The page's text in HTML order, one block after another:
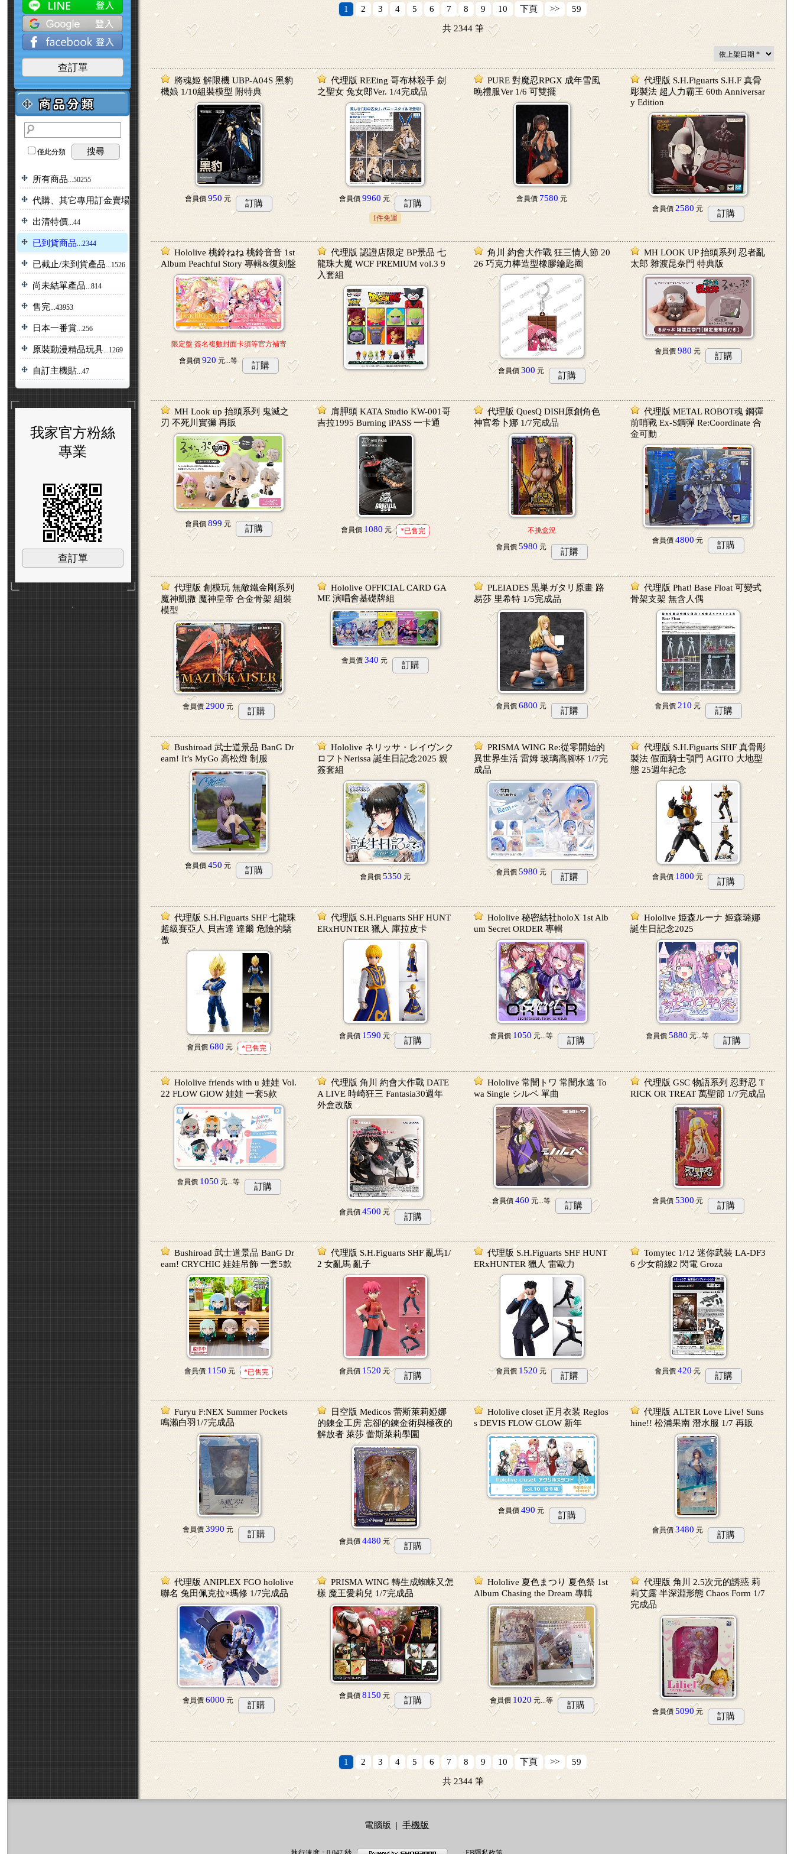
查訂單
僅此分類 搜尋
所有商品 ...50255
代購、其它專用訂金賣場
出清特價 ...44
已到貨商品 ...2344
已截止/未到貨產品 ...1526
尚未結單產品 ...814
售完 ...43953
日本一番賞 ...256
原裝動漫精品玩具 ...1269
自訂主機貼 ...47
我家官方粉絲
專業
查訂單
．
1 2 3 4 5 6 7 8 9 10 下頁 >> 59
共 2344筆
將魂姬 解限機 UBP-A04S 黑豹
機娘 1/10組裝模型 附特典
會員價 950 元 訂購
代理版 REEing 哥布林殺手 劍
之聖女 兔女郎Ver. 1/4完成品
會員價 9960 元 訂購
1件免運
PURE 對魔忍RPGX 成年雪風
晚禮服Ver 1/6 可雙擺
會員價 7580 元
代理版 S.H.Figuarts S.H.F 真骨
彫製法 超人力霸王 60th Anniversar
y Edition
會員價 2580 元 訂購
Hololive 桃鈴ねね 桃鈴音音 1st
Album Peachful Story 專輯&復刻盤
限定盤 簽名複數封面卡須等官方補寄
會員價 920 元...等 訂購
代理版 認證店限定 BP景品 七
龍珠大魔 WCF PREMIUM vol.3 9
入套組
角川 約會大作戰 狂三情人節 20
26 巧克力棒造型橡膠鑰匙圈
會員價 300 元 訂購
MH LOOK UP 抬頭系列 忍者亂
太郎 雜渡昆奈門 特典版
會員價 980 元 訂購
MH Look up 抬頭系列 鬼滅之
刃 不死川實彌 再販
會員價 899 元 訂購
肩胛頭 KATA Studio KW-001哥
吉拉1995 Burning iPASS 一卡通
會員價 1080 元 *已售完
代理版 QuesQ DISH原創角色
神官希卜娜 1/7完成品
不挑盒況
會員價 5980 元 訂購
代理版 METAL ROBOT魂 鋼彈
前哨戰 Ex-S鋼彈 Re:Coordinate 合
金可動
會員價 4800元 訂購
代理版 創模玩 無敵鐵金剛系列
魔神凱撒 魔神皇帝 合金骨架 組裝
模型
會員價 2900 元 訂購
Hololive OFFICIAL CARD GA
ME 演唱會基礎牌組
會員價 340 元 訂購
PLEIADES 黒巣ガタリ原畫 路
易莎 里希特 1/5完成品
會員價 6800 元 訂購
代理版 Phat! Base Float 可變式
骨架支架 無含人偶
會員價 210元 訂購
Bushiroad 武士道景品 BanG Dr
eam! It’s MyGo 高松燈 制服
會員價 450 元 訂購
Hololive ネリッサ・レイヴンク
ロフトNerissa 誕生日記念2025 親
簽套組
會員價 5350 元
PRISMA WING Re:從零開始的
異世界生活 雷姆 玻璃高腳杯 1/7完
成品
會員價 5980 元 訂購
代理版 S.H.Figuarts SHF 真骨彫
製法 假面騎士顎門 AGITO 大地型
態 25週年紀念
會員價 1800元 訂購
代理版 S.H.Figuarts SHF 七龍珠
超級賽亞人 貝吉達 達爾 危險的驕
傲
會員價 680 元 *已售完
代理版 S.H.Figuarts SHF HUNT
ERxHUNTER 獵人 庫拉皮卡
會員價 1590 元 訂購
Hololive 秘密結社holoX 1st Alb
um Secret ORDER 專輯
會員價 1050 元...等 訂購
Hololive 姫森ルーナ 姬森璐娜
誕生日記念2025
會員價 5880 元...等 訂購
Hololive friends with u 娃娃 Vol.
22 FLOW GlOW 娃娃 一套5款
會員價 1050 元...等 訂購
代理版 角川 約會大作戰 DATE
A LIVE 時崎狂三 Fantasia30週年
外盒改版
會員價 4500 元 訂購
Hololive 常闇トワ 常闇永遠 To
wa Single シルベ 單曲
會員價 460 元...等 訂購
代理版 GSC 物語系列 忍野忍 T
RICK OR TREAT 萬聖節 1/7完成品
會員價 5300元 訂購
Bushiroad 武士道景品 BanG Dr
eam! CRYCHIC 娃娃吊飾 一套5款
會員價 1150 元 *已售完
代理版 S.H.Figuarts SHF 亂馬1/
2 女亂馬 亂子
會員價 1520 元 訂購
代理版 S.H.Figuarts SHF HUNT
ERxHUNTER 獵人 雷歐力
會員價 1520 元 訂購
Tomytec 1/12 迷你武裝 LA-DF3
6 少女前線2 閃電 Groza
會員價 420元 訂購
Furyu F:NEX Summer Pockets
鳴瀨白羽1/7完成品
會員價 3990 元 訂購
日空版 Medicos 蕾斯萊莉婭娜
的鍊金工房 忘卻的鍊金術與極夜的
解放者 萊莎 蕾斯萊莉學園
會員價 4480 元 訂購
Hololive closet 正月衣装 Reglos
s DEVIS FLOW GLOW 新年
會員價 490 元 訂購
代理版 ALTER Love Live! Suns
hine!! 松浦果南 潛水服 1/7 再販
會員價 3480 元 訂購
代理版 ANIPLEX FGO hololive
聯名 兔田佩克拉×瑪修 1/7完成品
會員價 6000 元 訂購
PRISMA WING 轉生成蜘蛛又怎
樣 魔王愛莉兒 1/7完成品
會員價 8150 元 訂購
Hololive 夏色まつり 夏色祭 1st
Album Chasing the Dream 專輯
會員價 1020 元...等 訂購
代理版 角川 2.5次元的誘惑 莉
莉艾露 半深淵形態 Chaos Form 1/7
完成品
會員價 5090元 訂購
1 2 3 4 5 6 7 8 9 10 下頁 >> 59
共 2344筆
電腦版 |手機版